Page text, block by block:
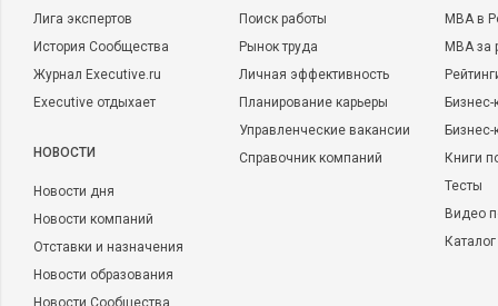
Лига экспертов
История Сообщества
Журнал Executive.ru
Executive отдыхает
НОВОСТИ
Новости дня
Новости компаний
Отставки и назначения
Новости образования
Новости Сообщества
Поиск работы
Рынок труда
Личная эффективность
Планирование карьеры
Управленческие вакансии
Справочник компаний
MBA в
MBA
Бизнес-
Книги
Тесты
Видео